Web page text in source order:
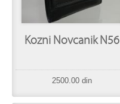
Kozni Novcanik N56
2500.00 din